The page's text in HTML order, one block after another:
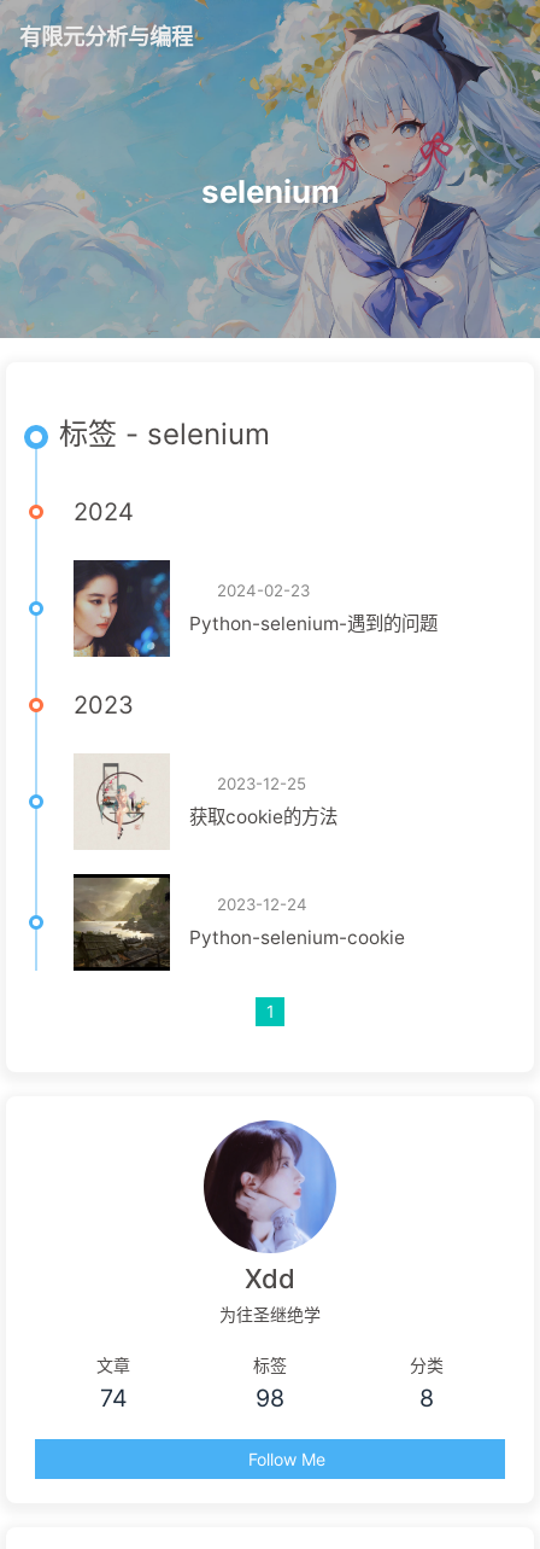
有限元分析与编程
selenium
标签 - selenium
2024
2024-02-23
Python-selenium-遇到的问题
2023
2023-12-25
获取cookie的方法
2023-12-24
Python-selenium-cookie
1
Xdd
为往圣继绝学
文章
74
标签
98
分类
8
Follow Me